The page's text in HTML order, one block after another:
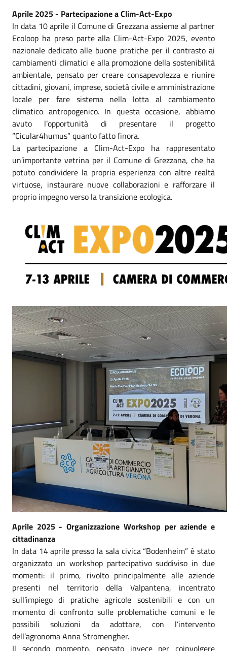
Aprile 2025 - Partecipazione a Clim-Act-Expo
In data 10 aprile il Comune di Grezzana assieme al partner
Ecoloop ha preso parte alla Clim-Act-Expo 2025, evento
nazionale dedicato alle buone pratiche per il contrasto ai
cambiamenti climatici e alla promozione della sostenibilità
ambientale, pensato per creare consapevolezza e riunire
cittadini, giovani, imprese, società civile e amministrazione
locale per fare sistema nella lotta al cambiamento
climatico antropogenico. In questa occasione, abbiamo
avuto l’opportunità di presentare il progetto
“Cicular4humus” quanto fatto finora.
La partecipazione a Clim-Act-Expo ha rappresentato
un’importante vetrina per il Comune di Grezzana, che ha
potuto condividere la propria esperienza con altre realtà
virtuose, instaurare nuove collaborazioni e rafforzare il
proprio impegno verso la transizione ecologica.
Aprile 2025 - Organizzazione Workshop per aziende e
cittadinanza
In data 14 aprile presso la sala civica “Bodenheim” è stato
organizzato un workshop partecipativo suddiviso in due
momenti: il primo, rivolto principalmente alle aziende
presenti nel territorio della Valpantena, incentrato
sull’impiego di pratiche agricole sostenibili e con un
momento di confronto sulle problematiche comuni e le
possibili soluzioni da adottare, con l’intervento
dell’agronoma Anna Stromengher.
Il secondo momento, pensato invece per coinvolgere